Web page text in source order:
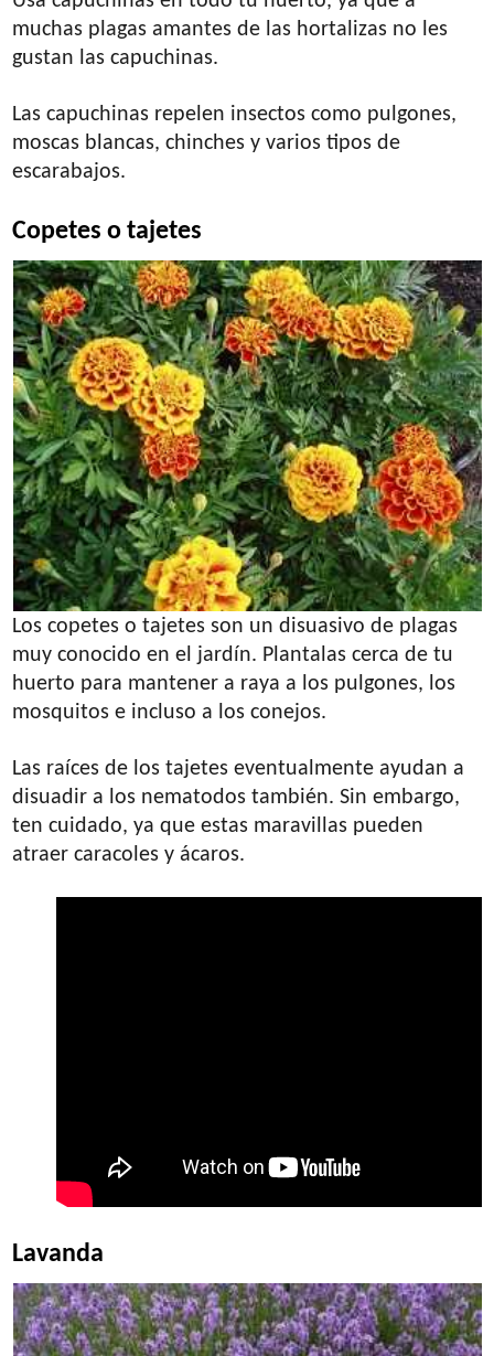
muchas plagas amantes de las hortalizas no les
gustan las capuchinas.
Las capuchinas repelen insectos como pulgones,
moscas blancas, chinches y varios tipos de
escarabajos.
Copetes o tajetes
Los copetes o tajetes son un disuasivo de plagas
muy conocido en el jardín. Plantalas cerca de tu
huerto para mantener a raya a los pulgones, los
mosquitos e incluso a los conejos.
Las raíces de los tajetes eventualmente ayudan a
disuadir a los nematodos también. Sin embargo,
ten cuidado, ya que estas maravillas pueden
atraer caracoles y ácaros.
Lavanda